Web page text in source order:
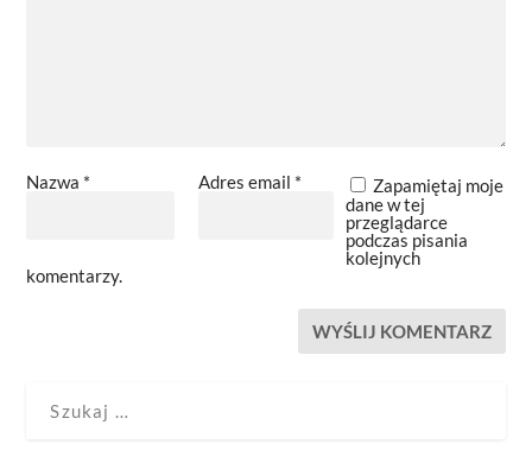
Nazwa * Adres email *
Zapamiętaj moje
dane w tej
przeglądarce
podczas pisania
kolejnych
komentarzy.